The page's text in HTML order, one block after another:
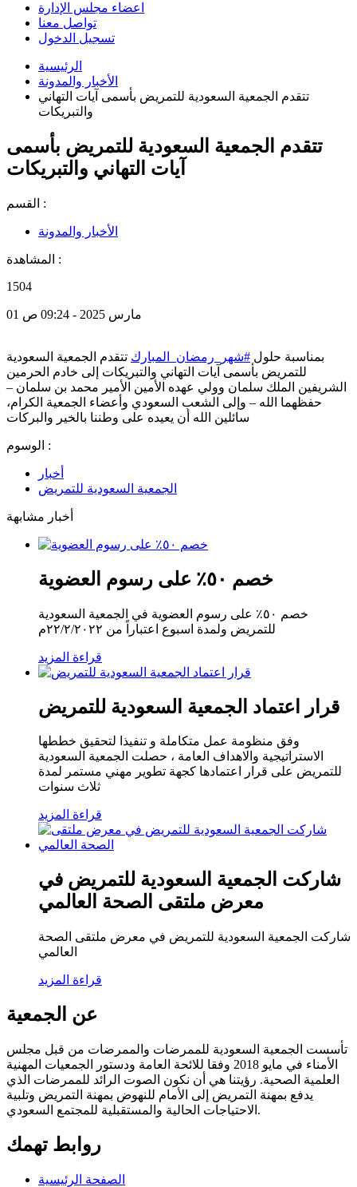
اعضاء مجلس الإدارة
تواصل معنا
تسجيل الدخول
الرئيسية
الأخبار والمدونة
تتقدم الجمعية السعودية للتمريض بأسمى آيات التهاني
والتبريكات
تتقدم الجمعية السعودية للتمريض بأسمى
آيات التهاني والتبريكات
القسم :
الأخبار والمدونة
المشاهدة :
1504
01 مارس 2025 - 09:24 ص
بمناسبة حلول #شهر_رمضان_المبارك تتقدم الجمعية السعودية
للتمريض بأسمى آيات التهاني والتبريكات إلى خادم الحرمين
الشريفين الملك سلمان وولي عهده الأمين الأمير محمد بن سلمان –
حفظهما الله – وإلى الشعب السعودي وأعضاء الجمعية الكرام،
سائلين الله أن يعيده على وطننا بالخير والبركات
الوسوم :
أخبار
الجمعية السعودية للتمريض
أخبار مشابهة
خصم ٥٠٪؜ على رسوم العضوية
خصم ٥٠٪؜ على رسوم العضوية في الجمعية السعودية
للتمريض ولمدة اسبوع اعتباراً من ٢٢/٢/٢٠٢٢م
قراءة المزيد
قرار اعتماد الجمعية السعودية للتمريض
وفق منظومة عمل متكاملة و تنفيذا لتحقيق خططها
الاستراتيجية والاهداف العامة ، حصلت الجمعية السعودية
للتمريض على قرار اعتمادها كجهة تطوير مهني مستمر لمدة
ثلاث سنوات
قراءة المزيد
شاركت الجمعية السعودية للتمريض في
معرض ملتقى الصحة العالمي
شاركت الجمعية السعودية للتمريض في معرض ملتقى الصحة
العالمي
قراءة المزيد
عن الجمعية
تأسست الجمعية السعودية للممرضات والممرضات من قبل مجلس
الأمناء في مايو 2018 وفقا للائحة العامة ودستور الجمعيات المهنية
العلمية الصحية. رؤيتنا هي أن نكون الصوت الرائد للممرضات الذي
يدفع بمهنة التمريض إلى الأمام للنهوض بمهنة التمريض وتلبية
الاحتياجات الحالية والمستقبلية للمجتمع السعودي.
روابط تهمك
الصفحة الرئيسية